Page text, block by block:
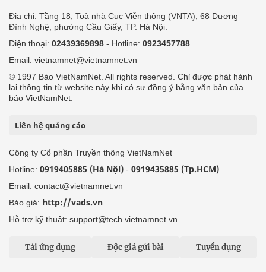
Địa chỉ: Tầng 18, Toà nhà Cục Viễn thông (VNTA), 68 Dương
Đình Nghệ, phường Cầu Giấy, TP. Hà Nội.
Điện thoại: 02439369898 - Hotline: 0923457788
Email: vietnamnet@vietnamnet.vn
© 1997 Báo VietNamNet. All rights reserved. Chỉ được phát hành
lại thông tin từ website này khi có sự đồng ý bằng văn bản của
báo VietNamNet.
Liên hệ quảng cáo
Công ty Cổ phần Truyền thông VietNamNet
Hotline: 0919405885 (Hà Nội) - 0919435885 (Tp.HCM)
Email: contact@vietnamnet.vn
Báo giá: http://vads.vn
Hỗ trợ kỹ thuật: support@tech.vietnamnet.vn
Tải ứng dụng Độc giả gửi bài Tuyển dụng